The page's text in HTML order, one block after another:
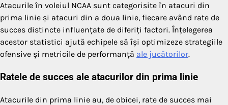
Atacurile în voleiul NCAA sunt categorisite în atacuri din
prima linie și atacuri din a doua linie, fiecare având rate de
succes distincte influențate de diferiți factori. Înțelegerea
acestor statistici ajută echipele să își optimizeze strategiile
ofensive și metricile de performanță ale jucătorilor.
Ratele de succes ale atacurilor din prima linie
Atacurile din prima linie au, de obicei, rate de succes mai